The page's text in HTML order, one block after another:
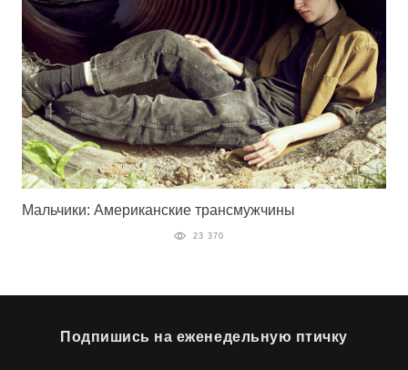
Мальчики: Американские трансмужчины
23 370
Подпишись на еженедельную птичку